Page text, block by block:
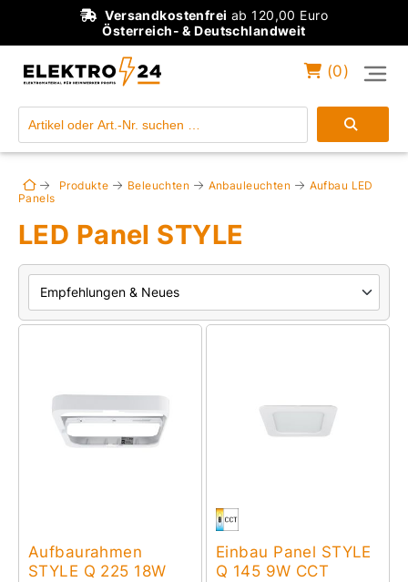
Versandkostenfrei ab 120,00 Euro
Österreich- & Deutschlandweit
Einloggen
(0)
Produkte Beleuchten Anbauleuchten
Aufbau LED
Panels
LED Panel STYLE
Aufbaurahmen
STYLE Q 225 18W
Einbau Panel STYLE
Q 145 9W CCT